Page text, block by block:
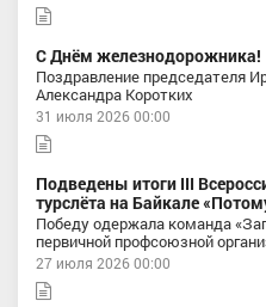
С Днём железнодорожника!
Поздравление председателя
Александра Коротких
31 июля 2026 00:00
Подведены итоги III
турслёта на Байкале
Победу одержала команда
первичной профсоюзной
27 июля 2026 00:00